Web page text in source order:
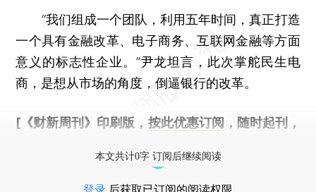
“我们组成一个团队，利用五年时间，真正打造
一个具有金融改革、电子商务、互联网金融等方面
意义的标志性企业。”尹龙坦言，此次掌舵民生电
商，是想从市场的角度，倒逼银行的改革。
[《财新周刊》印刷版， 按此优惠订阅 ，随时起刊，
本文共计0字 订阅后继续阅读
登录 后获取已订阅的阅读权限